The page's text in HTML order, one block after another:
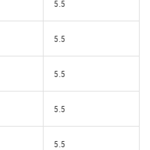
5.5
5.5
5.5
5.5
5.5